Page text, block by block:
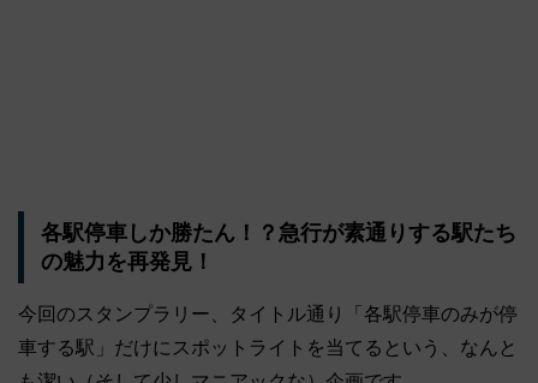
各駅停車しか勝たん！？急行が素通りする駅たち
の魅力を再発見！
今回のスタンプラリー、タイトル通り「各駅停車のみが停
車する駅」だけにスポットライトを当てるという、なんと